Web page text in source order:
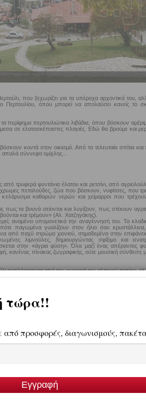
που ξεχωρίζει για τα υπέροχα αρχοντικά του,
Περτουλίου, όπου μπορεί να απολαύσει κανείς το
περίφημα περτουλιώτικα λιβάδια, όπου βόσκουν
σε ελατοσκέπαστες πλαγιές. Εδώ θα βρούμε και
κοντά στον οικισμό. Από τα τελευταία σπίτια
σύννεφα ομίχλης...
τρυφερά φυντάνια έλατου και ρετσίνι, από
πεταλούδες, ζώα που βόσκουν, νυφίτσες, που
καθαρών νερών και χείμαρροι που
πως τα βουνά σείονται και λυγίζουν, πως στέκουν
και τρέμουν» (Αλ. Χατζηγάκης).
αναμένει υπομονετικά την αναγέννησή του. Τα
παγωμένα γυαλίζουν στον ήλιο σαν
από παχύ στρώμα χιονιού, σημαδεμένα στην
λιμνούλες, δημιουργώντας σφίξιμο και
στην «άγρια φύση». Όλα μαζί ένας απέραντος
κανένας πίνακας ζωγραφικής, ούτε μουσική σύνθεση
εκπλήσσονται από την ομορφιά του αλπικού τοπίου,
τις ακτές. Το βέβαιο είναι ότι ο επισκέπτης παίρνει
δωμάτιο σε κάποιο από τα ξενοδοχεία και καταλύματα.
ενοικιαζόμενα δωμάτια, παραδοσιακοί ξενώνες
ευχάριστη και απολαυστική παραμονή.Λίστα με
κλπ.), παραδοσιακά αλλά και σύγχρονα, με
που θα δικαιώσουν την όποια επιλογή σας.